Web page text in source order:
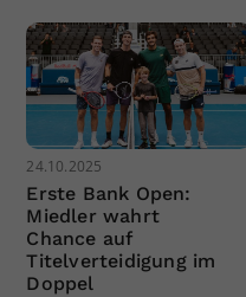
24.10.2025
Erste Bank Open:
Miedler wahrt
Chance auf
Titelverteidigung im
Doppel